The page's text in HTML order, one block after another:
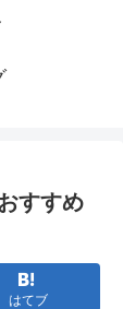
すすめ
はてブ